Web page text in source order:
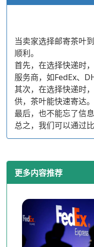
当卖家选择邮寄茶叶
顺利。
首先，在选择快递时
服务商，如FedEx、
其次，在选择快递时
供，茶叶能快速寄达。
最后，也不能忘了信
总之，我们可以通过
更多内容推荐